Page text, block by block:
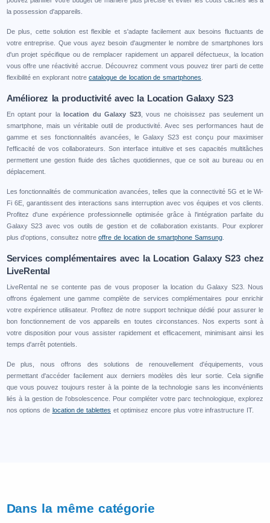
la possession d'appareils.
De plus, cette solution est flexible et s'adapte facilement aux besoins fluctuants de
votre entreprise. Que vous ayez besoin d'augmenter le nombre de smartphones lors
d'un projet spécifique ou de remplacer rapidement un appareil défectueux, la location
vous offre une réactivité accrue. Découvrez comment vous pouvez tirer parti de cette
flexibilité en explorant notrecatalogue de location de smartphones
Améliorez la productivité avec la Location Galaxy S23
En optant pour lalocation du Galaxy S23, vous ne choisissez pas seulement un
smartphone, mais un véritable outil de productivité. Avec ses performances haut de
gamme et ses fonctionnalités avancées, le Galaxy S23 est conçu pour maximiser
l'efficacité de vos collaborateurs. Son interface intuitive et ses capacités multitâches
permettent une gestion fluide des tâches quotidiennes, que ce soit au bureau ou en
déplacement.
Les fonctionnalités de communication avancées, telles que la connectivité 5G et le Wi-
Fi 6E, garantissent des interactions sans interruption avec vos équipes et vos clients.
Profitez d'une expérience professionnelle optimisée grâce à l'intégration parfaite du
Galaxy S23 avec vos outils de gestion et de collaboration existants. Pour explorer
plus d'options, consultez notreoffre de location de smartphone Samsung.
Services complémentaires avec la Location Galaxy S23 chez
LiveRental
LiveRental ne se contente pas de vous proposer la location du Galaxy S23. Nous
offrons également une gamme complète de services complémentaires pour enrichir
votre expérience utilisateur. Profitez de notre support technique dédié pour assurer le
bon fonctionnement de vos appareils en toutes circonstances. Nos experts sont à
votre disposition pour vous assister rapidement et efficacement, minimisant ainsi les
temps d'arrêt potentiels.
De plus, nous offrons des solutions de renouvellement d'équipements, vous
permettant d'accéder facilement aux derniers modèles dès leur sortie. Cela signifie
que vous pouvez toujours rester à la pointe de la technologie sans les inconvénients
liés à la gestion de l'obsolescence. Pour compléter votre parc technologique, explorez
nos options de location de tablettes et optimisez encore plus votre infrastructure IT.
Dans la même catégorie